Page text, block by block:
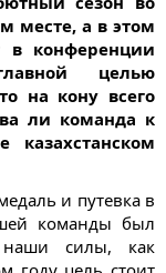
месте, а в этом
в конференции
целью
на кону всего
ли команда к
и путевка в
команды был
наши силы, как